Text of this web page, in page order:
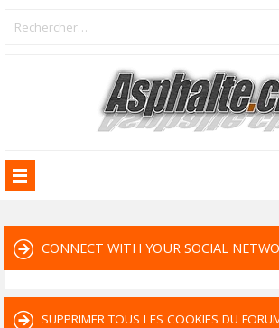
CONNECT WITH YOUR SOCIAL
SUPPRIMER TOUS LES COOKIES DU